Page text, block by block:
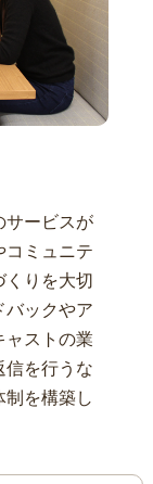
サービスが
コミュニテ
くりを大切
バックやア
ャストの業
信を行うな
制を構築し